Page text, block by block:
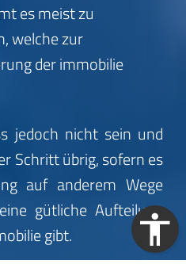
es meist zu
welche zur
der immobilie
jedoch nicht sein und
Schritt übrig, sofern es
auf anderem Wege
gütliche Aufteilung
gibt.